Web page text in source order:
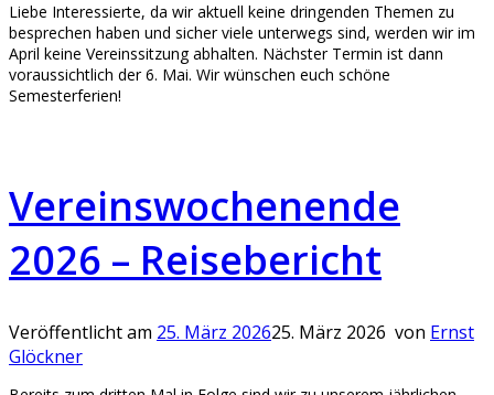
Liebe Interessierte, da wir aktuell keine dringenden Themen zu
besprechen haben und sicher viele unterwegs sind, werden wir im
April keine Vereinssitzung abhalten. Nächster Termin ist dann
voraussichtlich der 6. Mai. Wir wünschen euch schöne
Semesterferien!
Vereinswochenende
2026 – Reisebericht
Veröffentlicht am 25. März 202625. März 2026 von Ernst
Glöckner